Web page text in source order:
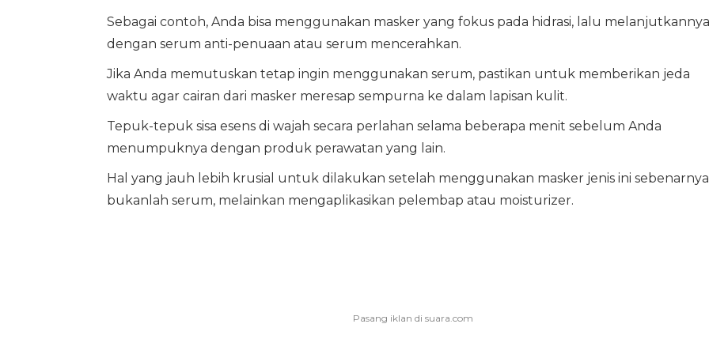
Sebagai contoh, Anda bisa menggunakan masker yang fokus pada hidrasi, lalu melanjutkannya
dengan serum anti-penuaan atau serum mencerahkan.
Jika Anda memutuskan tetap ingin menggunakan serum, pastikan untuk memberikan jeda
waktu agar cairan dari masker meresap sempurna ke dalam lapisan kulit.
Tepuk-tepuk sisa esens di wajah secara perlahan selama beberapa menit sebelum Anda
menumpuknya dengan produk perawatan yang lain.
Hal yang jauh lebih krusial untuk dilakukan setelah menggunakan masker jenis ini sebenarnya
bukanlah serum, melainkan mengaplikasikan pelembap atau moisturizer.